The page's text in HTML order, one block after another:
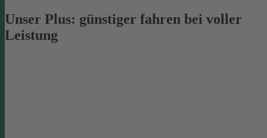
Unser Plus: günstiger fahren bei voller
Leistung